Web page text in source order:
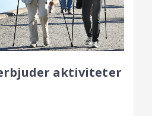
aktiviteter